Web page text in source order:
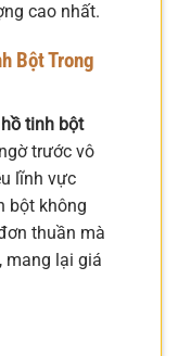
cao nhất.
Bột Trong
tinh bột
trước vô
lĩnh vực
bột không
thuần mà
mang lại giá